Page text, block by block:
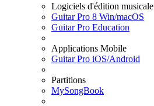
Logiciels d'édition musicale
Guitar Pro 8 Win/macOS
Guitar Pro Education
Applications Mobile
Guitar Pro iOS/Android
Partitions
MySongBook